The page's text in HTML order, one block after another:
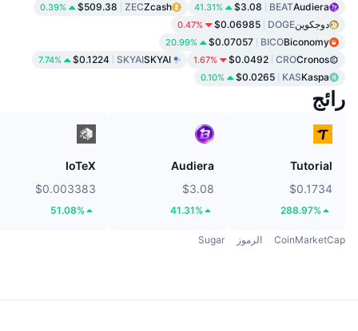
Audiera
BEAT
$3.08
41.31%
Zcash
ZEC
$509.38
0.39%
دوجكوينDOGE
$0.06985
0.47%
Biconomy
BICO
$0.07057
20.99%
Cronos
CRO
$0.0492
1.67%
SKYAI
SKYAI
$0.1224
7.74%
Kaspa
KAS
$0.0265
0.10%
رائج
Tutorial
$0.1734
288.97%
Audiera
$3.08
41.31%
IoTeX
$0.003383
51.08%
CoinMarketCap الرموز Sugar